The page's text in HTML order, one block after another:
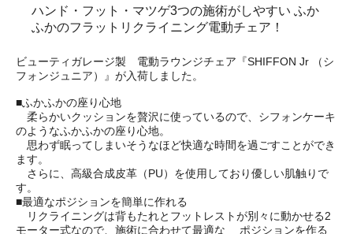
ハンド・フット・マツゲ3つの施術がしやすい ふか
ふかのフラットリクライニング電動チェア！
ビューティガレージ製 電動ラウンジチェア『SHIFFON Jr （シ
フォンジュニア）』が入荷しました。
■ふかふかの座り心地
柔らかいクッションを贅沢に使っているので、シフォンケーキ
のようなふかふかの座り心地。
思わず眠ってしまいそうなほど快適な時間を過ごすことができ
ます。
さらに、高級合成皮革（PU）を使用しており優しい肌触りで
す。
■最適なポジションを簡単に作れる
リクライニングは背もたれとフットレストが別々に動かせる2
モーター式なので、施術に合わせて最適な ポジションを作る